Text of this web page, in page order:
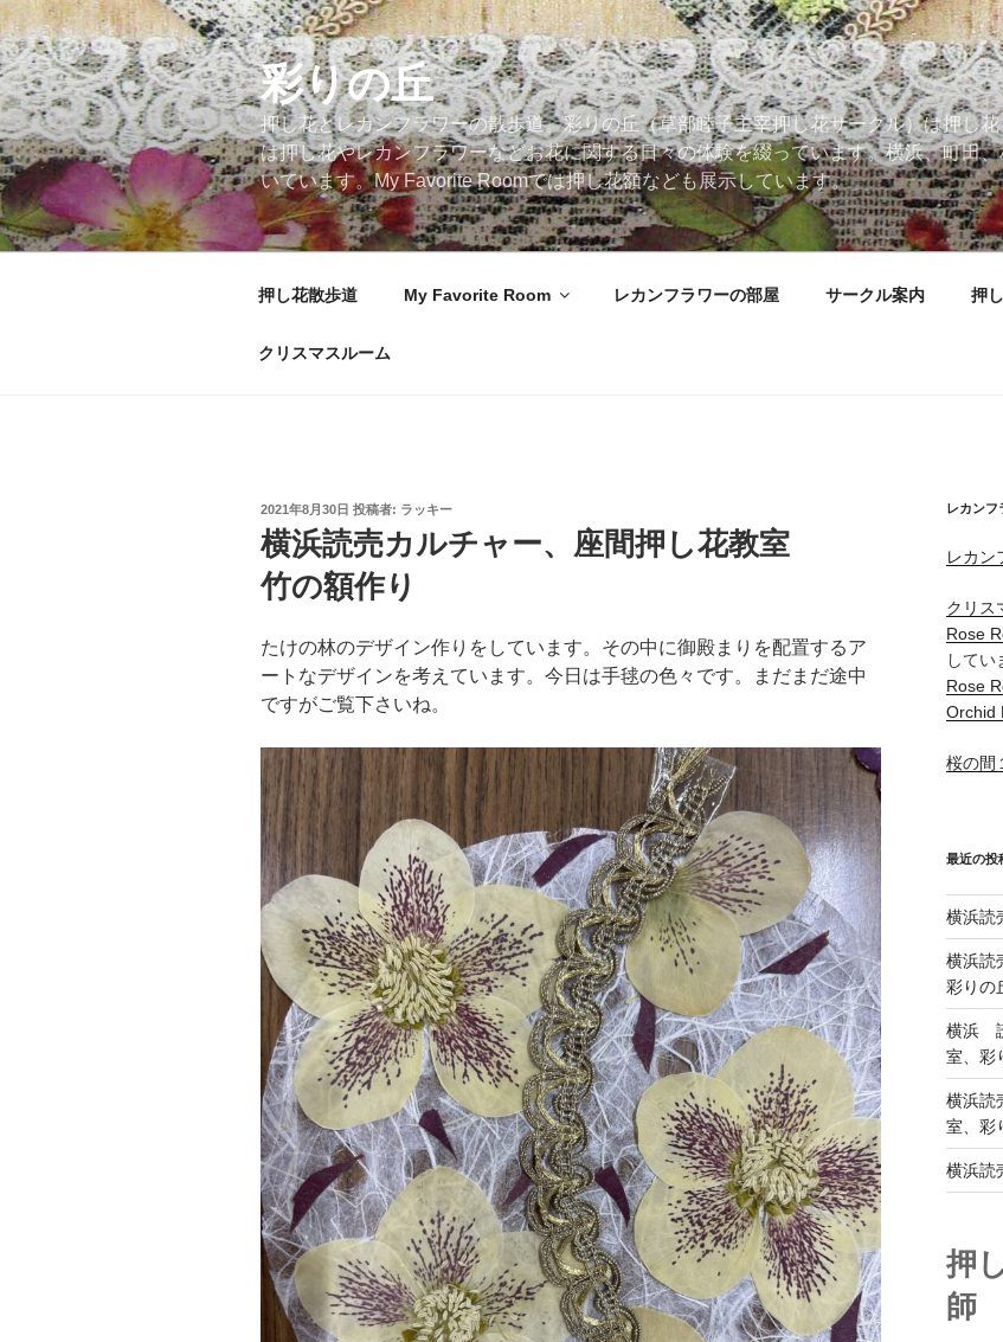
コ
ン
テ
ン
ツ
へ
ス
キ
ッ
彩りの丘
押し花とレカンフラワーの散歩道。彩りの丘（草部睦子主宰押し花サークル）は押し
は押し花やレカンフラワーなどお花に関する日々の体験を綴っています。横浜、町田
いています。My Favorite Roomでは押し花額なども展示しています。
押し花散歩道 My Favorite Room レカンフラワーの部屋 サークル案内 押
クリスマスルーム
投
稿
日:
2021年8月30日 投稿者: ラッキー
横浜読売カルチャー、座間押し花教室
竹の額作り
たけの林のデザイン作りをしています。その中に御殿まりを配置するア
ートなデザインを考えています。今日は手毬の色々です。まだまだ途中
ですがご覧下さいね。
レカンフ
レカン
クリス
Rose
してい
Rose
Orchid
桜の間
最近の投
横浜読
横浜読
彩りの
横浜
室、彩
横浜読
室、彩
横浜読
押
師